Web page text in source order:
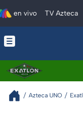
en vivo TV Azteca
Azteca UNO